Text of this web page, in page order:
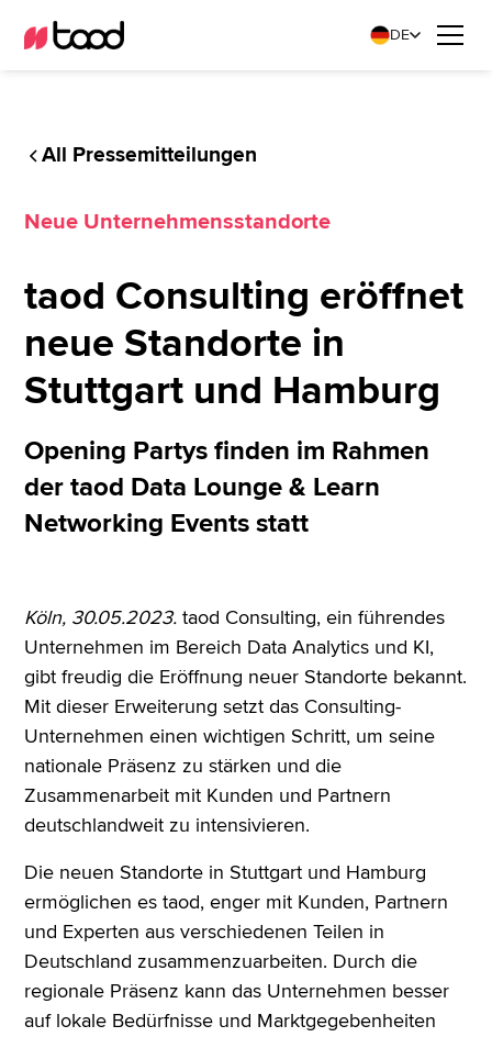
DE
All Pressemitteilungen
Neue Unternehmensstandorte
taod Consulting eröffnet
neue Standorte in
Stuttgart und Hamburg
Opening Partys finden im Rahmen
der taod Data Lounge & Learn
Networking Events statt
Köln, 30.05.2023. taod Consulting, ein führendes
Unternehmen im Bereich Data Analytics und KI,
gibt freudig die Eröffnung neuer Standorte bekannt.
Mit dieser Erweiterung setzt das Consulting-
Unternehmen einen wichtigen Schritt, um seine
nationale Präsenz zu stärken und die
Zusammenarbeit mit Kunden und Partnern
deutschlandweit zu intensivieren.
Die neuen Standorte in Stuttgart und Hamburg
ermöglichen es taod, enger mit Kunden, Partnern
und Experten aus verschiedenen Teilen in
Deutschland zusammenzuarbeiten. Durch die
regionale Präsenz kann das Unternehmen besser
auf lokale Bedürfnisse und Marktgegebenheiten